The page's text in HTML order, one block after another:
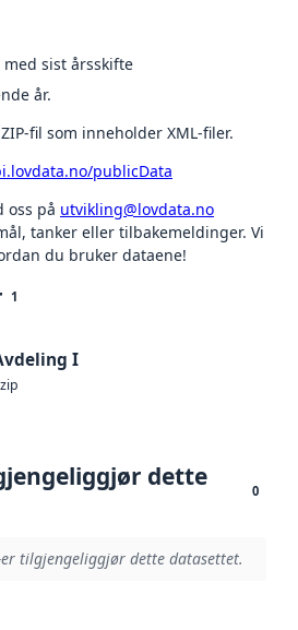
sist årsskifte
år.
fil som inneholder XML-filer.
publicData
oss på utvikling@lovdata.no
tanker eller tilbakemeldinger. Vi
du bruker dataene!
1
I
zip
dette
0
tilgjengeliggjør dette datasettet.